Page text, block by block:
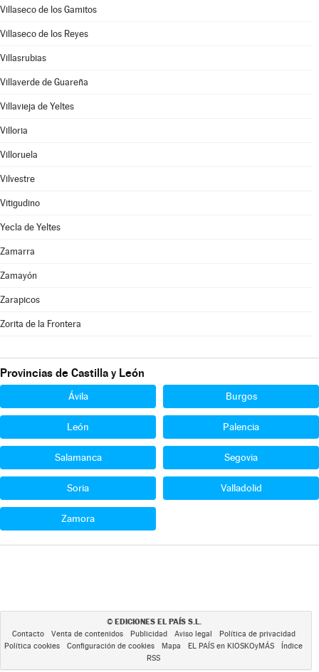
Villaseco de los Gamitos
Villaseco de los Reyes
Villasrubias
Villaverde de Guareña
Villavieja de Yeltes
Villoria
Villoruela
Vilvestre
Vitigudino
Yecla de Yeltes
Zamarra
Zamayón
Zarapicos
Zorita de la Frontera
Provincias de Castilla y León
Ávila Burgos
León Palencia
Salamanca Segovia
Soria Valladolid
Zamora
© EDICIONES EL PAÍS S.L.
Contacto Venta de contenidos Publicidad Aviso legal
Política de privacidad
Política cookies
Configuración de cookies Mapa EL PAÍS en KIOSKOyMÁS
Índice
RSS